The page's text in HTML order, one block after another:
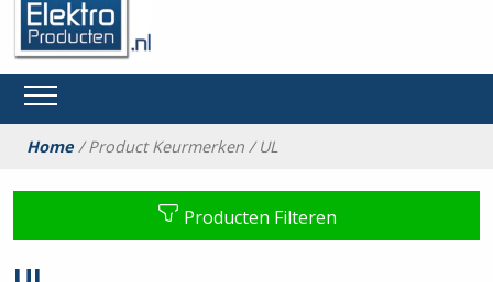
Home/ Product Keurmerken / UL
Producten Filteren